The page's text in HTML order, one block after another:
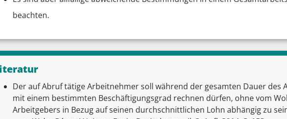
beachten.
Der auf Abruf tätige Arbeitnehmer soll während der gesamten Dauer des
mit einem bestimmten Beschäftigungsgrad rechnen dürfen, ohne vom
Arbeitgebers in Bezug auf seinen durchschnittlichen Lohn abhängig zu